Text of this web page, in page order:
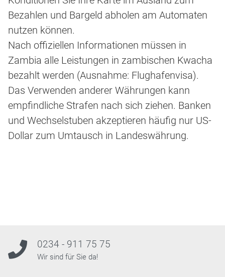
Bezahlen und Bargeld abholen am Automaten
nutzen können.
Nach offiziellen Informationen müssen in
Zambia alle Leistungen in zambischen Kwacha
bezahlt werden (Ausnahme: Flughafenvisa).
Das Verwenden anderer Währungen kann
empfindliche Strafen nach sich ziehen. Banken
und Wechselstuben akzeptieren häufig nur US-
Dollar zum Umtausch in Landeswährung.
0234 - 911 75 75
Wir sind für Sie da!